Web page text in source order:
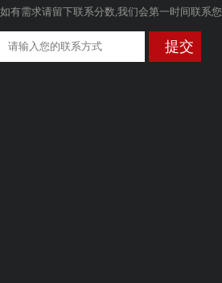
如有需求请留下联系分数,我们会第一时间联系您